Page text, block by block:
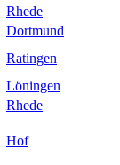
Rhede
Dortmund
Ratingen
Löningen
Rhede
Hof